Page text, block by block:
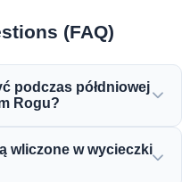
(FAQ)
podczas półdniowej
Rogu?
Meczet Ortaköy,
rezydencje.
wliczone w wycieczki